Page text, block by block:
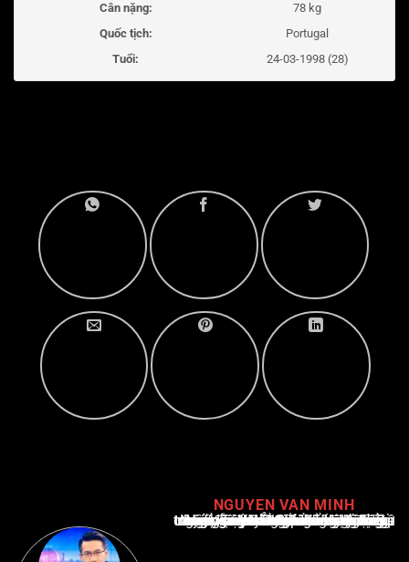
Cân nặng:
78 kg
Quốc tịch:
Portugal
Tuổi:
24-03-1998 (28)
NGUYEN VAN MINH
Nguyễn Văn Minh là một trong những chuyên gia hàng đầu về báo cáo tin tức thể thao tại Việt Nam, với hơn 10 năm hoạt động trong ngành. Ông có kiến thức sâu rộng và kinh nghiệm đáng kể trong việc phân tích và báo cáo về các sự kiện thể thao hàng đầu. Sự hiểu biết sâu sắc của ông về ngành này đã giúp ông xây dựng uy tín và danh tiếng trong cộng đồng báo chí thể thao.